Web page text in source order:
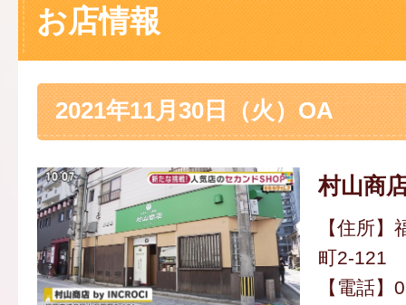
お店情報
2021年11月30日（火）OA
村山商
【住所
町2-121
【電話